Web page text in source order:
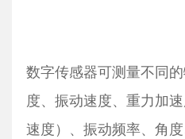
数字传感器可测量不同
度、振动速度、重力加
速度）、振动频率、角